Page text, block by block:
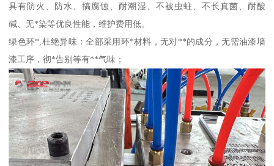
具有防火、防水、搞腐蚀、耐潮湿、不被虫蛀、不长真菌、耐酸
碱、无*染等优良性能，维护费用低。
绿色环*,杜绝异味：全部采用环*材料，无对**的成分，无需油漆墙
漆工序，彻*告别等有**气味；